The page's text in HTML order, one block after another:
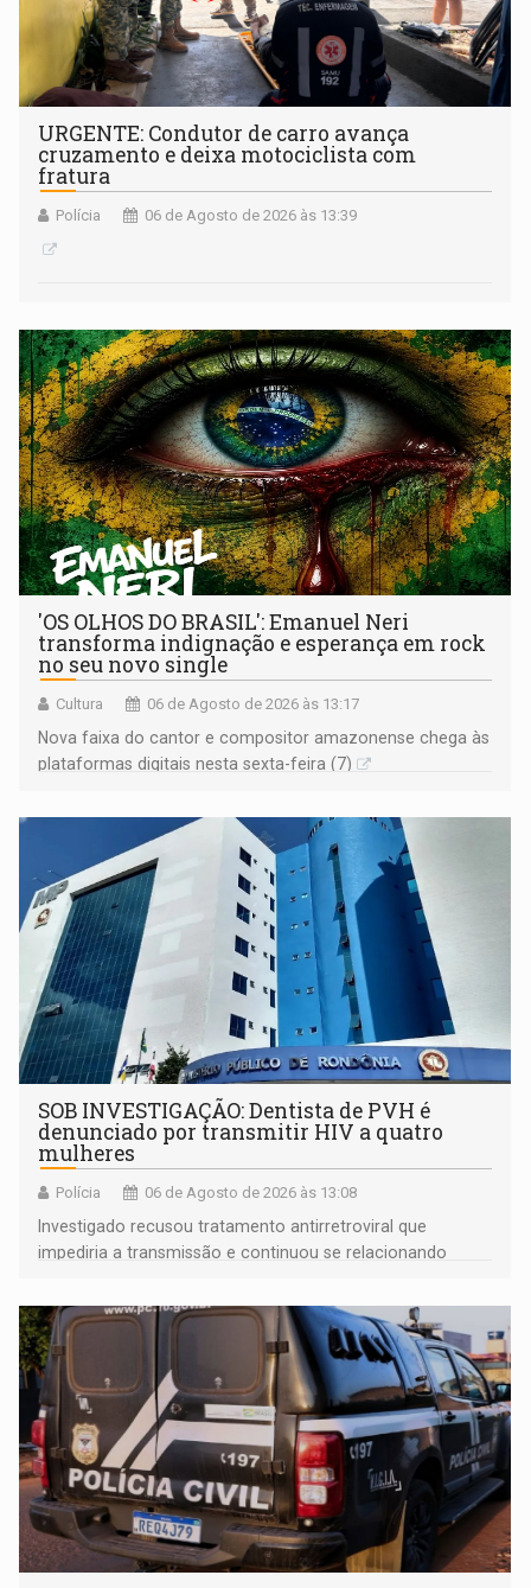
URGENTE: Condutor de carro avança
cruzamento e deixa motociclista com
fratura
Polícia 06 de Agosto de 2026 às 13:39
'OS OLHOS DO BRASIL': Emanuel Neri
transforma indignação e esperança em rock
no seu novo single
Cultura 06 de Agosto de 2026 às 13:17
Nova faixa do cantor e compositor amazonense chega às
plataformas digitais nesta sexta-feira (7)
SOB INVESTIGAÇÃO: Dentista de PVH é
denunciado por transmitir HIV a quatro
mulheres
Polícia 06 de Agosto de 2026 às 13:08
Investigado recusou tratamento antirretroviral que
impediria a transmissão e continuou se relacionando